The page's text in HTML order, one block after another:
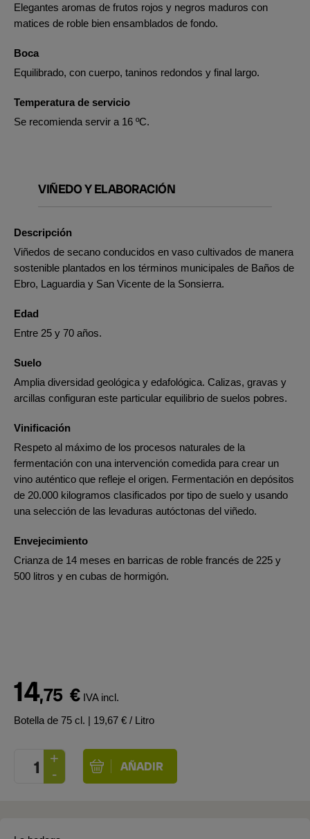
Elegantes aromas de frutos rojos y negros maduros con
matices de roble bien ensamblados de fondo.
Boca
Equilibrado, con cuerpo, taninos redondos y final largo.
Temperatura de servicio
Se recomienda servir a 16 ºC.
VIÑEDO Y ELABORACIÓN
Descripción
Viñedos de secano conducidos en vaso cultivados de manera
sostenible plantados en los términos municipales de Baños de
Ebro, Laguardia y San Vicente de la Sonsierra.
Edad
Entre 25 y 70 años.
Suelo
Amplia diversidad geológica y edafológica. Calizas, gravas y
arcillas configuran este particular equilibrio de suelos pobres.
Vinificación
Respeto al máximo de los procesos naturales de la
fermentación con una intervención comedida para crear un
vino auténtico que refleje el origen. Fermentación en depósitos
de 20.000 kilogramos clasificados por tipo de suelo y usando
una selección de las levaduras autóctonas del viñedo.
Envejecimiento
Crianza de 14 meses en barricas de roble francés de 225 y
500 litros y en cubas de hormigón.
14,75 € IVA incl.
Botella de 75 cl. | 19,67 € / Litro